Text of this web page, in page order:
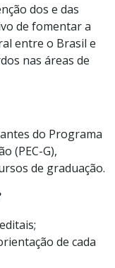
dos e das
de fomentar a
entre o Brasil e
nas áreas de
do Programa
(PEC-G),
de graduação.
de cada